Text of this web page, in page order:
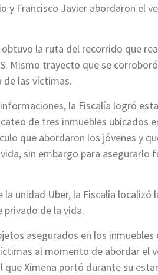
y Francisco Javier abordaron el
obtuvo la ruta del recorrido que
Mismo trayecto que se
de las víctimas.
la Fiscalía logró
de tres inmuebles ubicados
que abordaron los jóvenes y
sin embargo para
la unidad Uber, la Fiscalía
privado de la vida.
asegurados en los
al momento de abordar el
que Ximena portó durante su